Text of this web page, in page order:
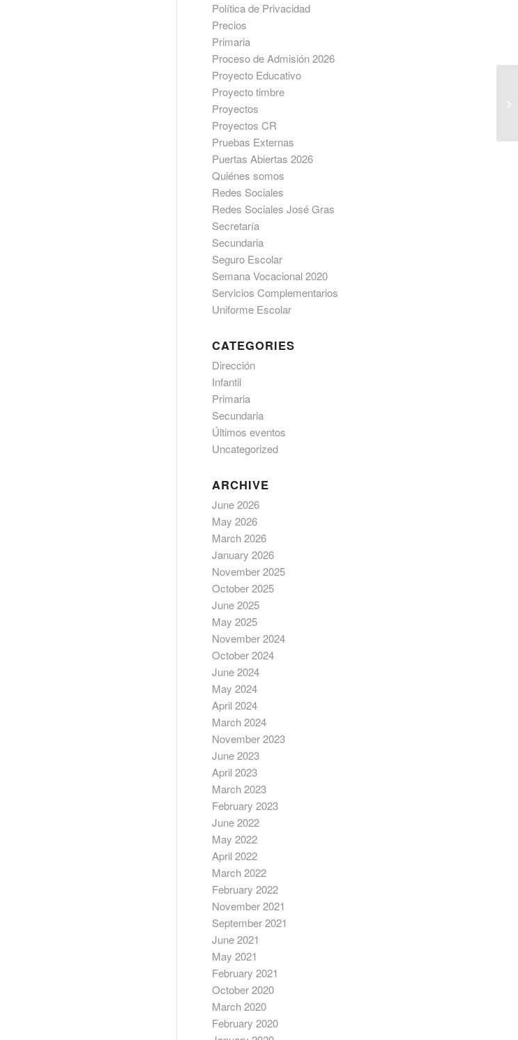
Política de Privacidad
Precios
Primaria
Proceso de Admisión 2026
Proyecto Educativo
Proyecto timbre
Proyectos
Proyectos CR
Pruebas Externas
Puertas Abiertas 2026
Quiénes somos
Redes Sociales
Redes Sociales José Gras
Secretaría
Secundaria
Seguro Escolar
Semana Vocacional 2020
Servicios Complementarios
Uniforme Escolar
CATEGORIES
Dirección
Infantil
Primaria
Secundaria
Últimos eventos
Uncategorized
ARCHIVE
June 2026
May 2026
March 2026
January 2026
November 2025
October 2025
June 2025
May 2025
November 2024
October 2024
June 2024
May 2024
April 2024
March 2024
November 2023
June 2023
April 2023
March 2023
February 2023
June 2022
May 2022
April 2022
March 2022
February 2022
November 2021
September 2021
June 2021
May 2021
February 2021
October 2020
March 2020
February 2020